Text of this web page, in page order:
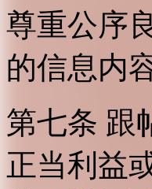
尊重公序
的信息内容
第七条 跟
正当利益